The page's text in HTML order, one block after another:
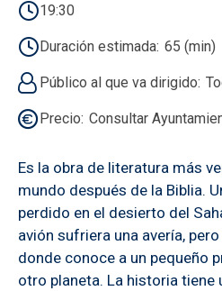
19:30
Duración estimada 65 (min)
Público al que va dirigido
Precio Consultar
Es la obra de literatura más
mundo después de la Biblia.
perdido en el desierto del
avión sufriera una avería,
donde conoce a un pequeño
otro planeta. La historia